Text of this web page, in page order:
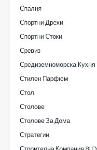
Спалня
Спортни Дрехи
Спортни Стоки
Сревиз
Средиземноморска Кухня
Стилен Парфюм
Стол
Столове
Столове За Дома
Стратегии